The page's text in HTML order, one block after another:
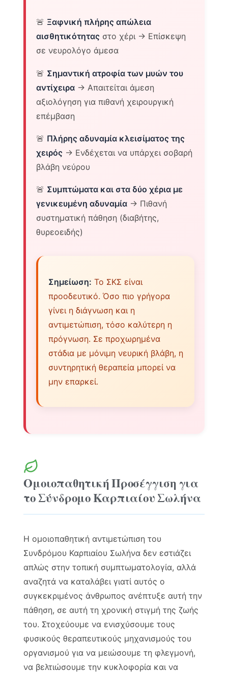
🚨 Ξαφνική πλήρης απώλεια
αισθητικότητας στο χέρι → Επίσκεψη
σε νευρολόγο άμεσα
🚨 Σημαντική ατροφία των μυών του
αντίχειρα → Απαιτείται άμεση
αξιολόγηση για πιθανή χειρουργική
επέμβαση
🚨 Πλήρης αδυναμία κλεισίματος της
χειρός → Ενδέχεται να υπάρχει σοβαρή
βλάβη νεύρου
🚨 Συμπτώματα και στα δύο χέρια με
γενικευμένη αδυναμία → Πιθανή
συστηματική πάθηση (διαβήτης,
θυρεοειδής)
Σημείωση: Το ΣΚΣ είναι
προοδευτικό. Όσο πιο γρήγορα
γίνει η διάγνωση και η
αντιμετώπιση, τόσο καλύτερη η
πρόγνωση. Σε προχωρημένα
στάδια με μόνιμη νευρική βλάβη, η
συντηρητική θεραπεία μπορεί να
μην επαρκεί.
Ομοιοπαθητική Προσέγγιση για
το Σύνδρομο Καρπιαίου Σωλήνα
Η ομοιοπαθητική αντιμετώπιση του
Συνδρόμου Καρπιαίου Σωλήνα δεν εστιάζει
απλώς στην τοπική συμπτωματολογία, αλλά
αναζητά να καταλάβει γιατί αυτός ο
συγκεκριμένος άνθρωπος ανέπτυξε αυτή την
πάθηση, σε αυτή τη χρονική στιγμή της ζωής
του. Στοχεύουμε να ενισχύσουμε τους
φυσικούς θεραπευτικούς μηχανισμούς του
οργανισμού για να μειώσουμε τη φλεγμονή,
να βελτιώσουμε την κυκλοφορία και να